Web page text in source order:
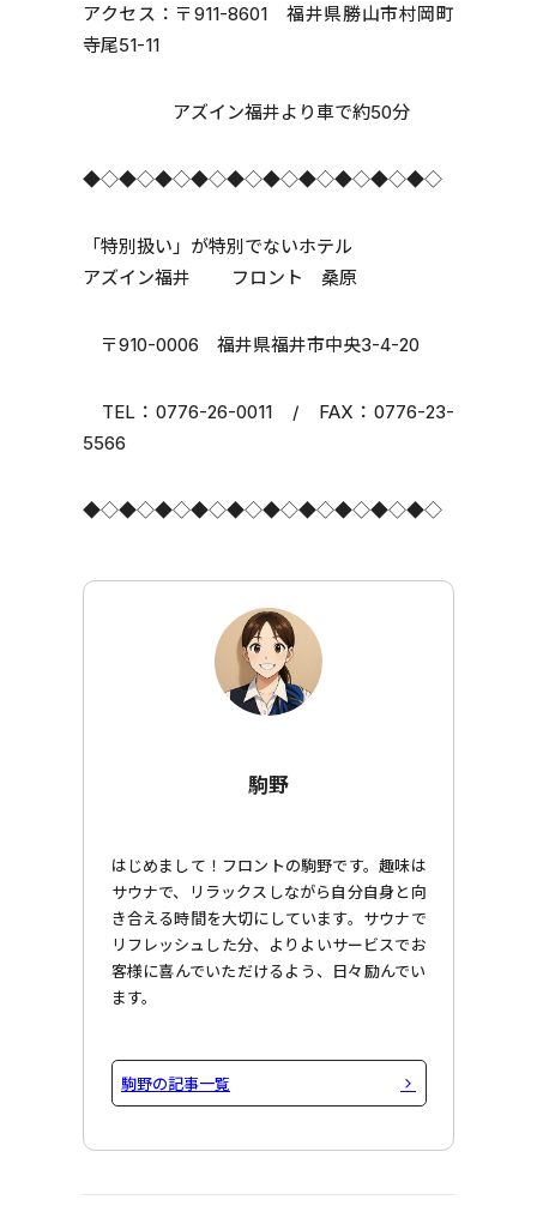
アクセス：〒911-8601 福井県勝山市村岡町
寺尾51-11
アズイン福井より車で約50分
◆◇◆◇◆◇◆◇◆◇◆◇◆◇◆◇◆◇◆◇
「特別扱い」が特別でないホテル
アズイン福井 フロント 桑原
〒910-0006 福井県福井市中央3-4-20
TEL：0776-26-0011 / FAX：0776-23-
5566
◆◇◆◇◆◇◆◇◆◇◆◇◆◇◆◇◆◇◆◇
駒野
はじめまして！フロントの駒野です。趣味は
サウナで、リラックスしながら自分自身と向
き合える時間を大切にしています。サウナで
リフレッシュした分、よりよいサービスでお
客様に喜んでいただけるよう、日々励んでい
ます。
駒野の記事一覧